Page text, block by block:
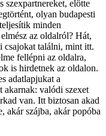
szexpartnereket, előtte
olyan budapesti
minden
az oldalról? Hát,
csajokat találni, mint itt.
fellépni az oldalra,
is hirdetnek az oldalon.
adatlapjukat a
valódi szexet
van. Itt biztosan akad
akár szájba, akár popóba